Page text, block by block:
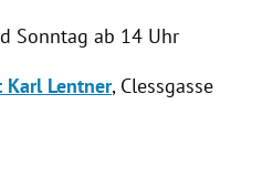
Sonntag ab 14 Uhr
Lentner, Clessgasse